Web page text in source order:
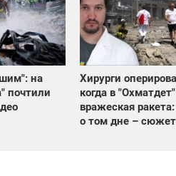
на
почтили
Хирурги
когда в
вражеская
о том дне – сюжет